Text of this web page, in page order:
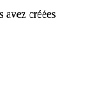
avez créées